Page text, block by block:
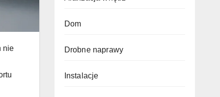
nie
Dom
Drobne naprawy
Instalacje